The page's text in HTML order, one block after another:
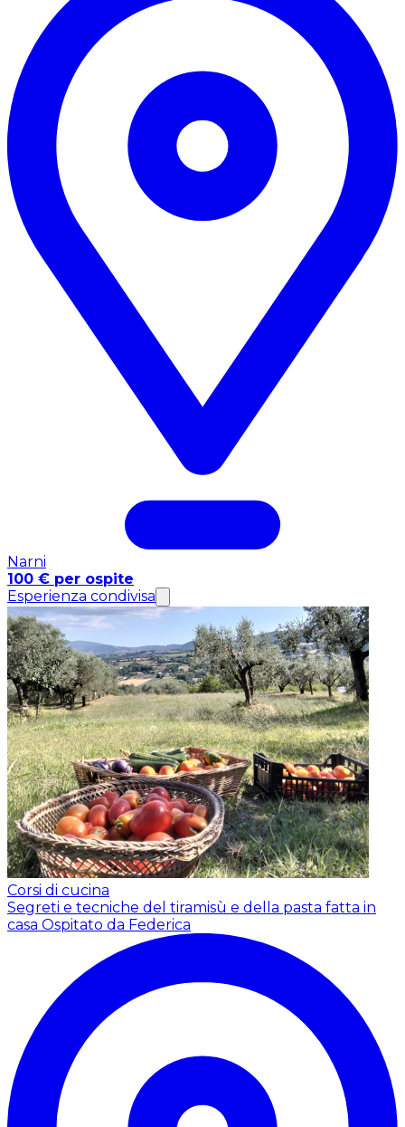
Narni
100 € per ospite
Esperienza condivisa
Corsi di cucina
Segreti e tecniche del tiramisù e della pasta fatta in
casa Ospitato da Federica